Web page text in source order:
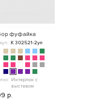
фуфайка
К 302521-2уп
Интерлок с
выставом
р.